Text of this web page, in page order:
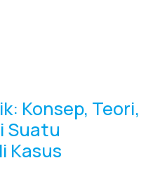
Konsep, Teori,
Suatu
Kasus